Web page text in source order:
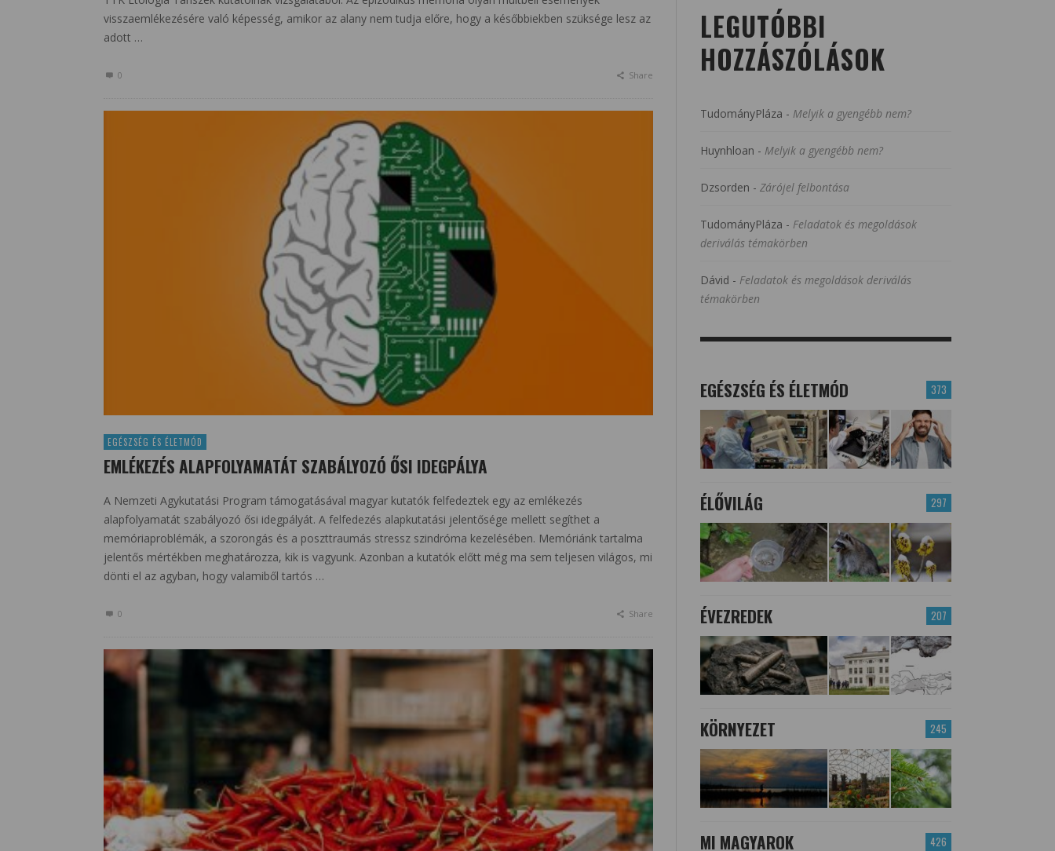
visszaemlékezésére való képesség, amikor az alany nem tudja előre, hogy a későbbiekben szüksége lesz az
adott …
0 Share
EGÉSZSÉG ÉS ÉLETMÓD
EMLÉKEZÉS ALAPFOLYAMATÁT SZABÁLYOZÓ ŐSI IDEGPÁLYA
A Nemzeti Agykutatási Program támogatásával magyar kutatók felfedeztek egy az emlékezés
alapfolyamatát szabályozó ősi idegpályát. A felfedezés alapkutatási jelentősége mellett segíthet a
memóriaproblémák, a szorongás és a poszttraumás stressz szindróma kezelésében. Memóriánk tartalma
jelentős mértékben meghatározza, kik is vagyunk. Azonban a kutatók előtt még ma sem teljesen világos, mi
dönti el az agyban, hogy valamiből tartós …
0 Share
LEGUTÓBBI
HOZZÁSZÓLÁSOK
TudományPláza - Melyik a gyengébb nem?
Huynhloan - Melyik a gyengébb nem?
Dzsorden - Zárójel felbontása
TudományPláza - Feladatok és megoldások
deriválás témakörben
Dávid - Feladatok és megoldások deriválás
témakörben
373
EGÉSZSÉG ÉS ÉLETMÓD
297
ÉLŐVILÁG
207
ÉVEZREDEK
245
KÖRNYEZET
426
MI MAGYAROK